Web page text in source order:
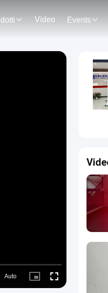
Video Events
Auto
Picture- Fullscreen